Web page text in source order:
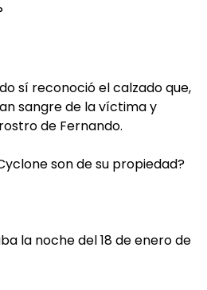
sí reconoció el calzado que,
sangre de la víctima y
de Fernando.
son de su propiedad?
la noche del 18 de enero de